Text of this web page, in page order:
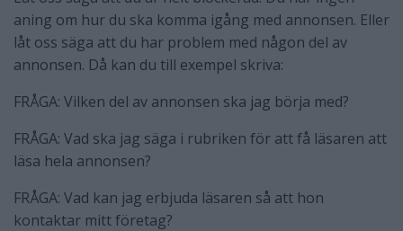
aning om hur du ska komma igång med annonsen. Eller
låt oss säga att du har problem med någon del av
annonsen. Då kan du till exempel skriva:
FRÅGA: Vilken del av annonsen ska jag börja med?
FRÅGA: Vad ska jag säga i rubriken för att få läsaren att
läsa hela annonsen?
FRÅGA: Vad kan jag erbjuda läsaren så att hon
kontaktar mitt företag?